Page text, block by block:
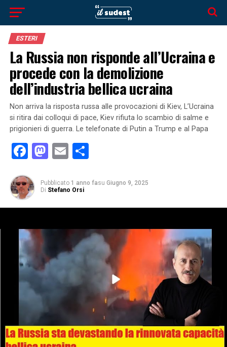
ESTERI
La Russia non risponde all’Ucraina e
procede con la demolizione
dell’industria bellica ucraina
Non arriva la risposta russa alle provocazioni di Kiev, L’Ucraina
si ritira dai colloqui di pace, Kiev rifiuta lo scambio di salme e
prigionieri di guerra. Le telefonate di Putin a Trump e al Papa
Facebook
Mastodon
EmailCondividi
Pubblicato 1 anno fasu Giugno 9, 2025
Di Stefano Orsi